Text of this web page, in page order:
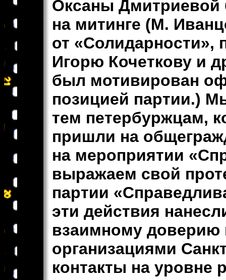
Оксаны Дмитриевой
на митинге (М.
от «Солидарности»,
Игорю Кочеткову и
был мотивирован
позицией партии.)
тем петербуржцам,
пришли на
на мероприятии
выражаем свой
партии
эти действия
взаимному
организациями
контакты на уровне